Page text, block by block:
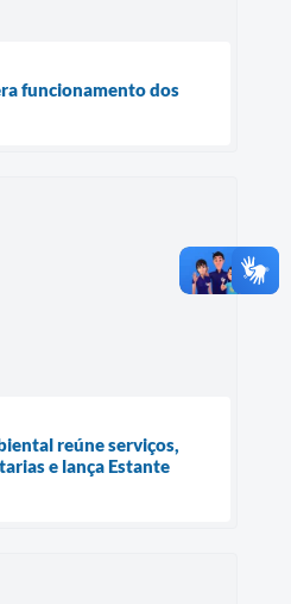
funcionamento dos
reúne serviços,
e lança Estante